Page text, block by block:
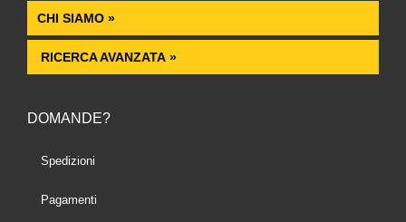
CHI SIAMO »
RICERCA AVANZATA »
DOMANDE?
Spedizioni
Pagamenti